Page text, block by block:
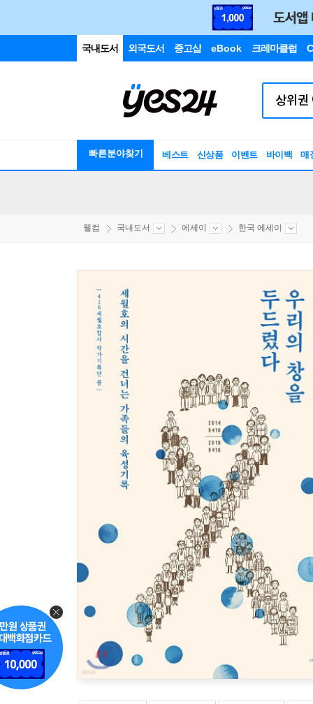
국내도서 외국도서 중고샵 eBook 크레마클럽
빠른분야찾기 베스트 신상품 이벤트 바이백 매
웰컴 국내도서 에세이 한국 에세이